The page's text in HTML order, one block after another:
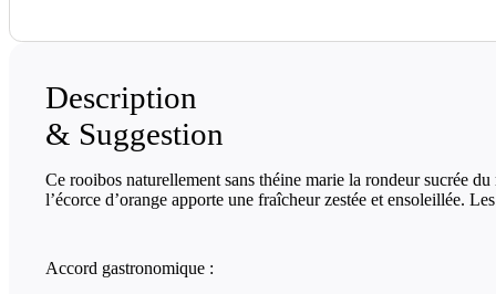
Description
& Suggestion
Ce rooibos naturellement sans théine marie la rondeur sucrée
l’écorce d’orange apporte une fraîcheur zestée et ensoleillée.
Accord gastronomique :